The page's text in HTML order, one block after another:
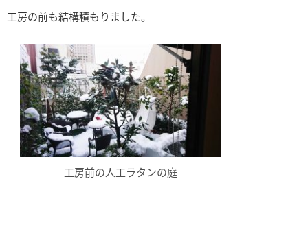
工房の前も結構積もりました。
工房前の人工ラタンの庭